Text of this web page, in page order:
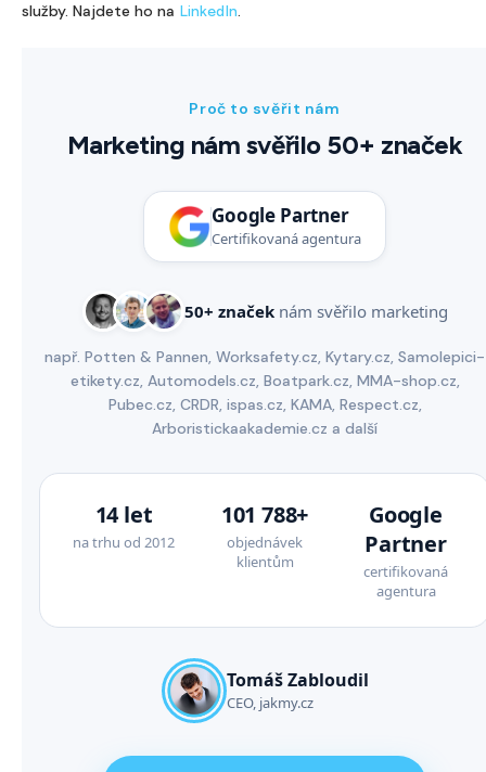
služby. Najdete ho na LinkedIn.
Proč to svěřit nám
Marketing nám svěřilo 50+ značek
Google Partner
Certifikovaná agentura
50+ značeknám svěřilo marketing
např. Potten & Pannen, Worksafety.cz, Kytary.cz, Samolepici-
etikety.cz, Automodels.cz, Boatpark.cz, MMA-shop.cz,
Pubec.cz, CRDR, ispas.cz, KAMA, Respect.cz,
Arboristickaakademie.cz a další
14 let
na trhu od 2012
101 788+
objednávek
klientům
Google
Partner
certifikovaná
agentura
Tomáš Zabloudil
CEO, jakmy.cz